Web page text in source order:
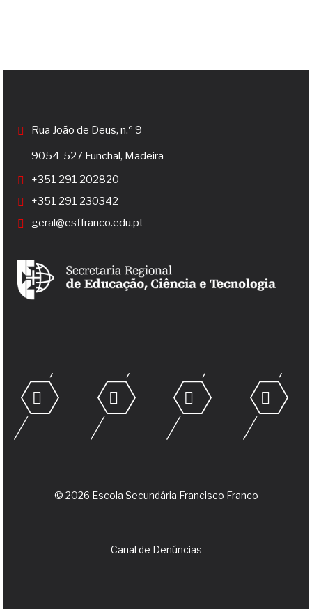
Rua João de Deus, n.º 9
9054-527 Funchal, Madeira
+351 291 202820
+351 291 230342
geral@esffranco.edu.pt
© 2026 Escola Secundária Francisco Franco
Canal de Denúncias